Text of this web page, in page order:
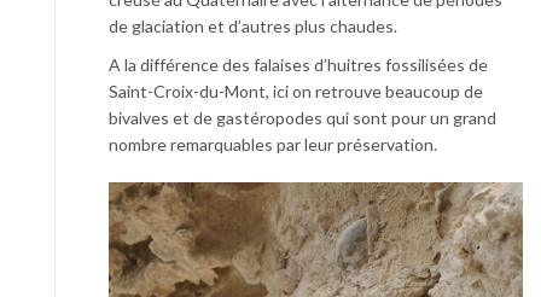
de glaciation et d’autres plus chaudes.
A la différence des falaises d’huitres fossilisées de
Saint-Croix-du-Mont, ici on retrouve beaucoup de
bivalves et de gastéropodes qui sont pour un grand
nombre remarquables par leur préservation.